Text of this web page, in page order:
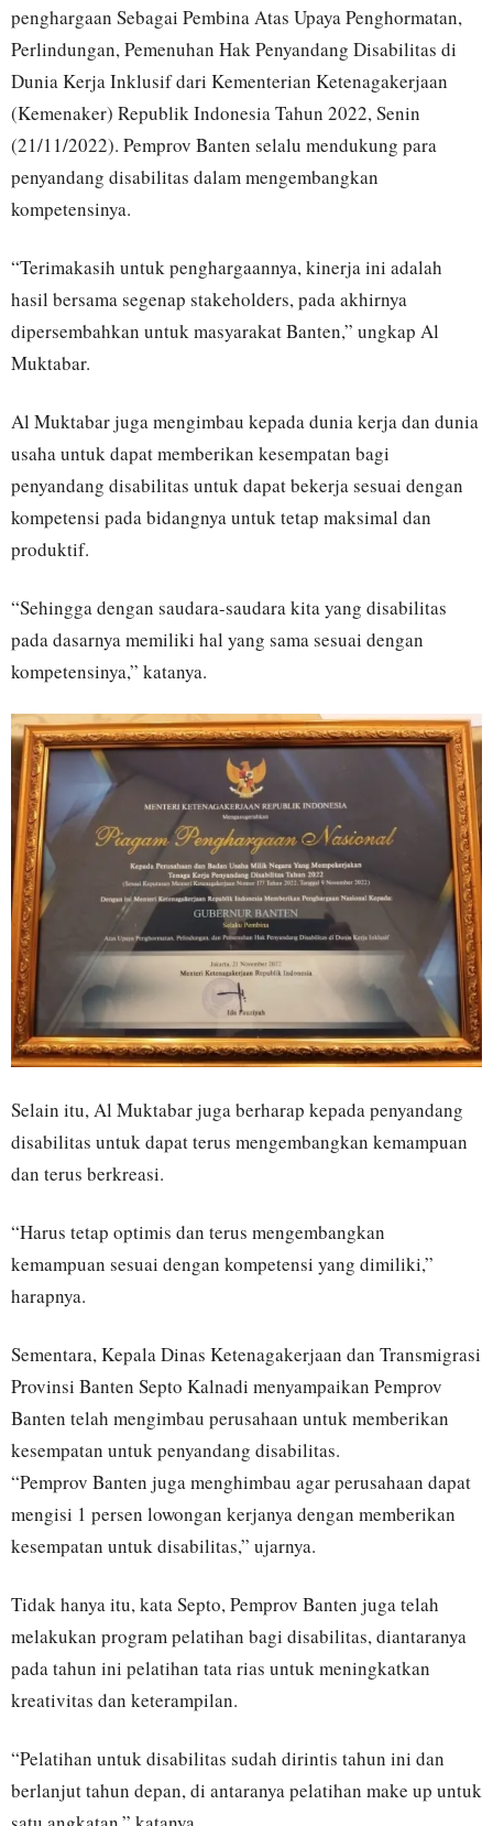
penghargaan Sebagai Pembina Atas Upaya Penghormatan,
Perlindungan, Pemenuhan Hak Penyandang Disabilitas di
Dunia Kerja Inklusif dari Kementerian Ketenagakerjaan
(Kemenaker) Republik Indonesia Tahun 2022, Senin
(21/11/2022). Pemprov Banten selalu mendukung para
penyandang disabilitas dalam mengembangkan
kompetensinya.
“Terimakasih untuk penghargaannya, kinerja ini adalah
hasil bersama segenap stakeholders, pada akhirnya
dipersembahkan untuk masyarakat Banten,” ungkap Al
Muktabar.
Al Muktabar juga mengimbau kepada dunia kerja dan dunia
usaha untuk dapat memberikan kesempatan bagi
penyandang disabilitas untuk dapat bekerja sesuai dengan
kompetensi pada bidangnya untuk tetap maksimal dan
produktif.
“Sehingga dengan saudara-saudara kita yang disabilitas
pada dasarnya memiliki hal yang sama sesuai dengan
kompetensinya,” katanya.
Selain itu, Al Muktabar juga berharap kepada penyandang
disabilitas untuk dapat terus mengembangkan kemampuan
dan terus berkreasi.
“Harus tetap optimis dan terus mengembangkan
kemampuan sesuai dengan kompetensi yang dimiliki,”
harapnya.
Sementara, Kepala Dinas Ketenagakerjaan dan Transmigrasi
Provinsi Banten Septo Kalnadi menyampaikan Pemprov
Banten telah mengimbau perusahaan untuk memberikan
kesempatan untuk penyandang disabilitas.
“Pemprov Banten juga menghimbau agar perusahaan dapat
mengisi 1 persen lowongan kerjanya dengan memberikan
kesempatan untuk disabilitas,” ujarnya.
Tidak hanya itu, kata Septo, Pemprov Banten juga telah
melakukan program pelatihan bagi disabilitas, diantaranya
pada tahun ini pelatihan tata rias untuk meningkatkan
kreativitas dan keterampilan.
“Pelatihan untuk disabilitas sudah dirintis tahun ini dan
berlanjut tahun depan, di antaranya pelatihan make up untuk